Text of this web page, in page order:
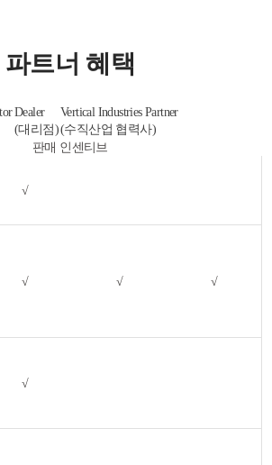
파트너 혜택
Dealer
(대리점)
Vertical Industries Partner
(수직산업 협력사)
판매 인센티브
√
√ √ √
√